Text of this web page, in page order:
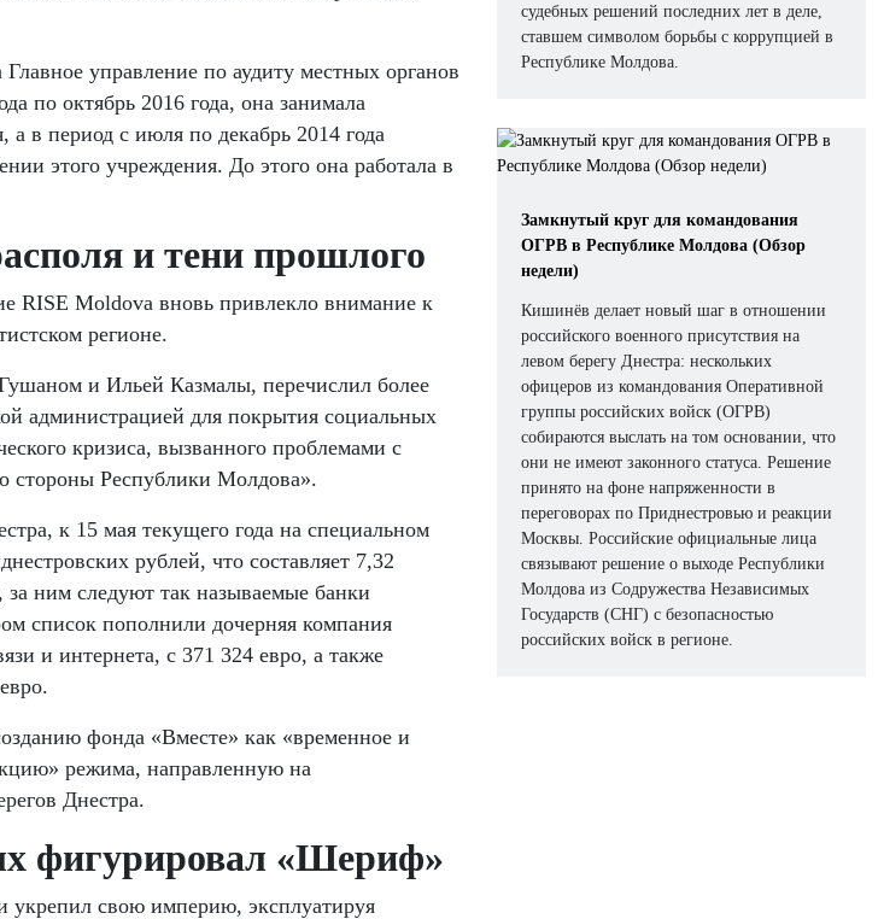
управление по аудиту местных органов
по октябрь 2016 года, она занимала
а в период с июля по декабрь 2014 года
этого учреждения. До этого она работала в
и тени прошлого
RISE Moldova вновь привлекло внимание к
регионе.
и Ильей Казмалы, перечислил более
администрацией для покрытия социальных
кризиса, вызванного проблемами с
стороны Республики Молдова».
к 15 мая текущего года на специальном
рублей, что составляет 7,32
ним следуют так называемые банки
список пополнили дочерняя компания
и интернета, с 371 324 евро, а также
фонда «Вместе» как «временное и
режима, направленную на
Днестра.
фигурировал «Шериф»
свою империю, эксплуатируя
судебных решений последних лет в деле,
ставшем символом борьбы с коррупцией в
Республике Молдова.
Замкнутый круг для командования
ОГРВ в Республике Молдова (Обзор
недели)
Кишинёв делает новый шаг в отношении
российского военного присутствия на
левом берегу Днестра: нескольких
офицеров из командования Оперативной
группы российских войск (ОГРВ)
собираются выслать на том основании, что
они не имеют законного статуса. Решение
принято на фоне напряженности в
переговорах по Приднестровью и реакции
Москвы. Российские официальные лица
связывают решение о выходе Республики
Молдова из Содружества Независимых
Государств (СНГ) с безопасностью
российских войск в регионе.